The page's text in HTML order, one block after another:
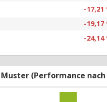
-17,21
-19,17
-24,14
Muster (Performance